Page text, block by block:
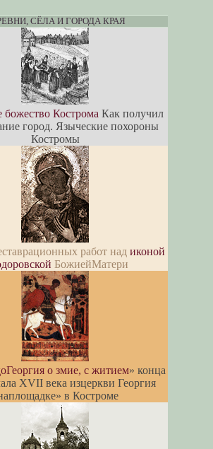
СЁЛА И ГОРОДА КРАЯ
божество Кострома Как получил
город. Языческие похороны
Костромы
работ над иконой
БожиейМатери
о змие, с житием» конца
XVII века изцеркви Георгия
в Костроме